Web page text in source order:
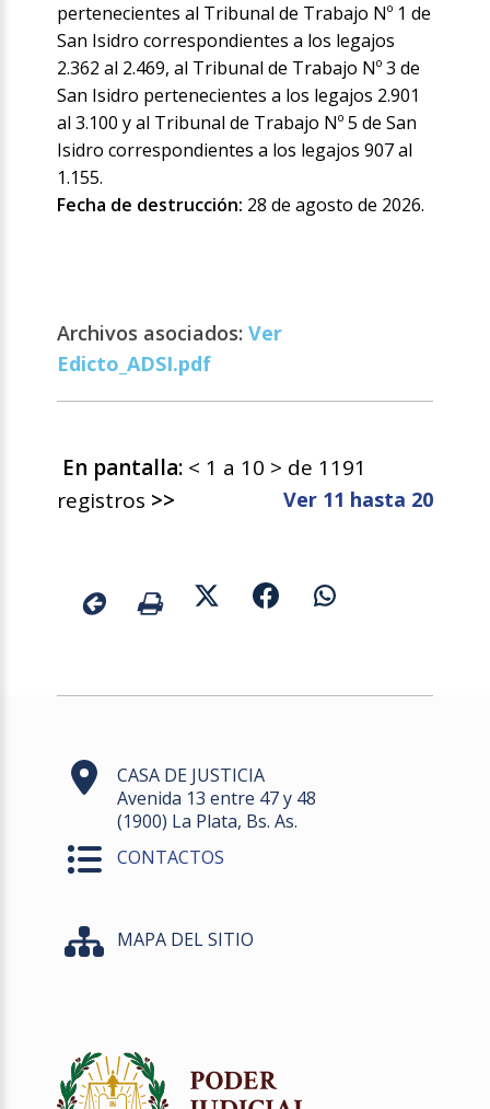
pertenecientes al Tribunal de Trabajo Nº 1 de
San Isidro correspondientes a los legajos
2.362 al 2.469, al Tribunal de Trabajo Nº 3 de
San Isidro pertenecientes a los legajos 2.901
al 3.100 y al Tribunal de Trabajo Nº 5 de San
Isidro correspondientes a los legajos 907 al
1.155.
Fecha de destrucción: 28 de agosto de 2026.
Archivos asociados:Ver
Edicto_ADSI.pdf
En pantalla: < 1 a 10 > de 1191
registros
Ver 11 hasta 20
>>
CASA DE JUSTICIA
Avenida 13 entre 47 y 48
(1900) La Plata, Bs. As.
CONTACTOS
MAPA DEL SITIO